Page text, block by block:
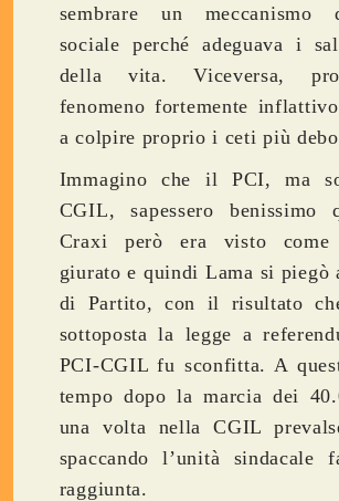
sembrare un meccanismo
sociale perché adeguava i
della vita. Viceversa,
fenomeno fortemente
a colpire proprio i ceti più
Immagino che il PCI, ma
CGIL, sapessero benissimo
Craxi però era visto come
giurato e quindi Lama si piegò
di Partito, con il risultato
sottoposta la legge a
PCI-CGIL fu sconfitta. A
tempo dopo la marcia dei
una volta nella CGIL
spaccando l’unità sindacale
raggiunta.